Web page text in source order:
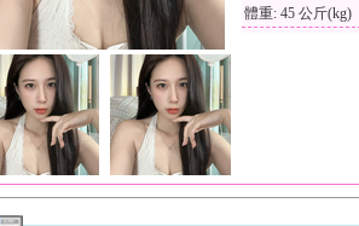
體重: 45 公斤(kg)